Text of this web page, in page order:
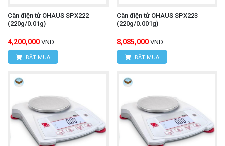
Cân điện tử OHAUS SPX222
(220g/0.01g)
4,200,000 VND
ĐẶT MUA
Cân điện tử OHAUS SPX223
(220g/0.001g)
8,085,000 VND
ĐẶT MUA